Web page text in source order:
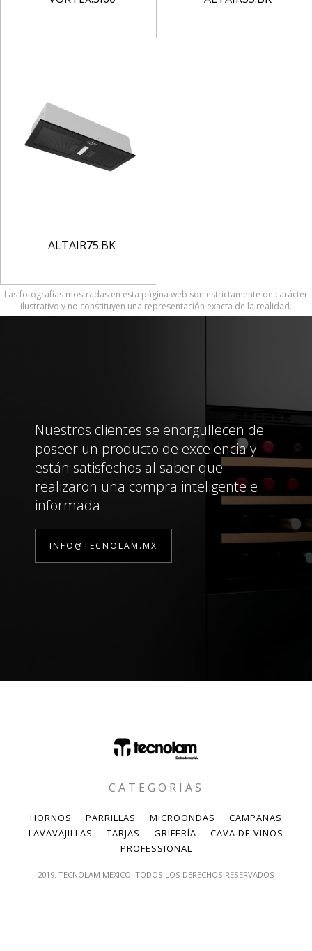
ALTAIR75.BK
Las fotografías mostradas en esta página web son estrictamente de carácter
ilustrativo y no constituyen una representación exacta de la realidad.
Nuestros clientes se enorgullecen de
poseer un producto de excelencia y
están satisfechos al saber que
realizaron una compra inteligente e
informada.
INFO@TECNOLAM.MX
CATEGORIAS
HORNOS PARRILLAS MICROONDAS
CAMPANAS
LAVAVAJILLAS
TARJAS GRIFERÍA
CAVA DE VINOS
PROFESSIONAL
2019. TECNOLAM MEXICO. TODOS LOS DERECHOS RESERVADOS